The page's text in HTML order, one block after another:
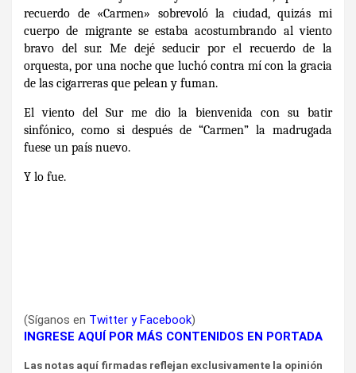
recuerdo de «Carmen» sobrevoló la ciudad, quizás mi
cuerpo de migrante se estaba acostumbrando al viento
bravo del sur. Me dejé seducir por el recuerdo de la
orquesta, por una noche que luchó contra mí con la gracia
de las cigarreras que pelean y fuman.
El viento del Sur me dio la bienvenida con su batir
sinfónico, como si después de “Carmen” la madrugada
fuese un país nuevo.
Y lo fue.
(Síganos en Twitter yFacebook)
INGRESE AQUÍ POR MÁS CONTENIDOS EN PORTADA
Las notas aquí firmadas reflejan exclusivamente la opinión